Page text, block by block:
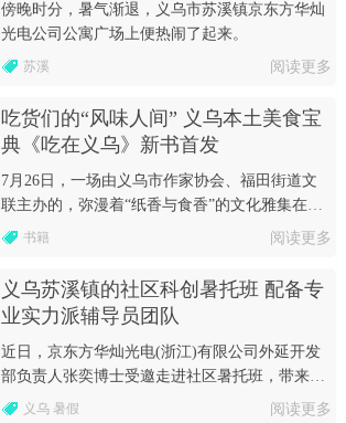
傍晚时分，暑气渐退，义乌市苏溪镇京东方华灿
光电公司公寓广场上便热闹了起来。
苏溪 阅读更多
吃货们的“风味人间” 义乌本土美食宝
典《吃在义乌》新书首发
7月26日，一场由义乌市作家协会、福田街道文
联主办的，弥漫着“纸香与食香”的文化雅集在义
乌福田街道新时代文明实践所举行
书籍 阅读更多
义乌苏溪镇的社区科创暑托班 配备专
业实力派辅导员团队
近日，京东方华灿光电(浙江)有限公司外延开发
部负责人张奕博士受邀走进社区暑托班，带来一
堂生动有趣的光电主题科普课。
义乌 暑假 阅读更多